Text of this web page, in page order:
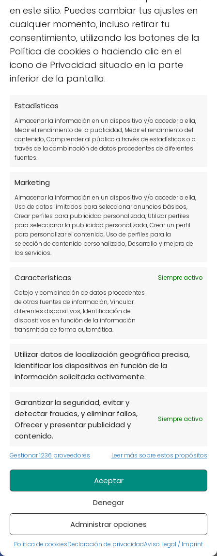
en este sitio. Puedes cambiar tus ajustes en
cualquier momento, incluso retirar tu
consentimiento, utilizando los botones de la
Política de cookies o haciendo clic en el
icono de Privacidad situado en la parte
inferior de la pantalla.
Estadísticas
Almacenar la información en un dispositivo y/o acceder a ella,
Medir el rendimiento de la publicidad, Medir el rendimiento del
contenido, Comprender al público a través de estadísticas o a
través de la combinación de datos procedentes de diferentes
fuentes.
Marketing
Almacenar la información en un dispositivo y/o acceder a ella,
Uso de datos limitados para seleccionar anuncios básicos,
Crear perfiles para publicidad personalizada, Utilizar perfiles
para seleccionar la publicidad personalizada, Crear un perfil
para personalizar el contenido, Uso de perfiles para la
selección de contenido personalizado, Desarrollo y mejora de
los servicios.
Características
Siempre activo
Cotejo y combinación de datos procedentes
de otras fuentes de información, Vincular
diferentes dispositivos, Identificación de
dispositivos en función de la información
transmitida de forma automática.
Utilizar datos de localización geográfica precisa,
Identificar los dispositivos en función de la
información solicitada activamente.
Garantizar la seguridad, evitar y
detectar fraudes, y eliminar fallos,
Ofrecer y presentar publicidad y
contenido.
Siempre activo
Gestionar 1236 proveedores Leer más sobre estos propósitos
Aceptar
Denegar
Administrar opciones
Política de cookiesDeclaración de privacidadAviso Legal / Imprint
lugar de forma sencilla
Frutas del bosque para tu huerto
urbano
10 cultivos para comenzar con tu
huerto urbano
Deja una respuesta
★
★
★